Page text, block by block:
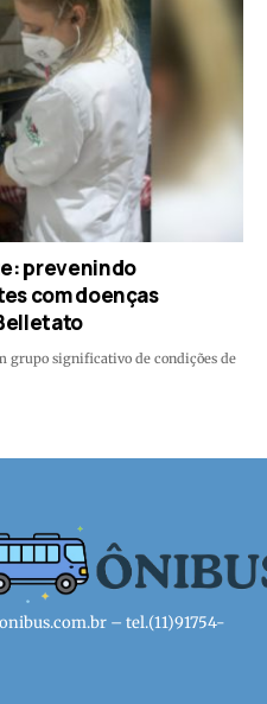
prevenindo
com doenças
grupo significativo de condições de
– tel.(11)91754-